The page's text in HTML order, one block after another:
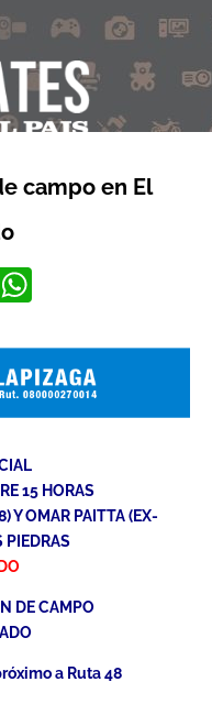
campo en El
Twitter
15 HORAS
Y OMAR PAITTA (EX-
PIEDRAS
DE CAMPO
a Ruta 48